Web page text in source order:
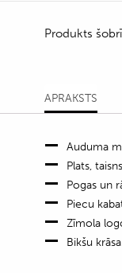
Produkts
APRAKSTS
Auduma
Plats,
Pogas un
Piecu
Zīmola
Bikšu